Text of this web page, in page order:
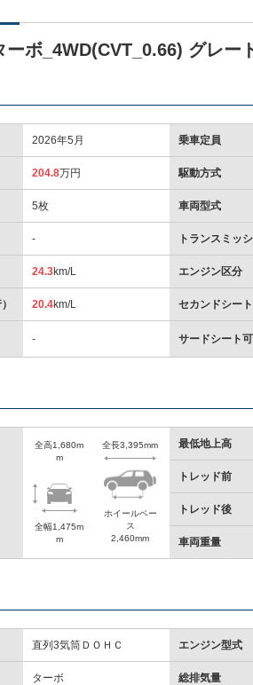
ーボ_4WD(CVT_0.66) グレー
2026年5月 乗車定員
204.8万円 駆動方式
5枚 車両型式
- トランスミッ
24.3km/L エンジン区分
20.4km/L セカンドシー
- サードシート
全高1,680m
m
全幅1,475m
m
全長3,395mm
ホイールベー
ス
2,460mm
最低地上高
トレッド前
トレッド後
車両重量
直列3気筒ＤＯＨＣ エンジン型式
ターボ 総排気量